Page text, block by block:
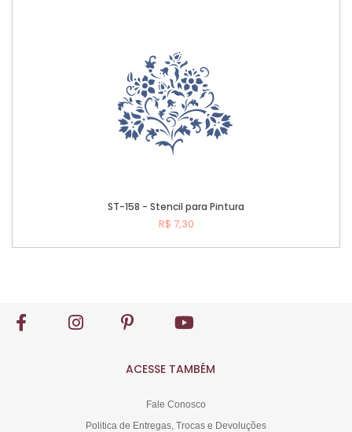
ST-158 - Stencil para Pintura
R$ 7,30
ACESSE TAMBÉM
Fale Conosco
Politica de Entregas, Trocas e Devoluções